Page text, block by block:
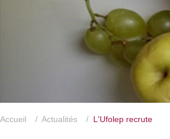
Accueil / Actualités / L'Ufolep recrute